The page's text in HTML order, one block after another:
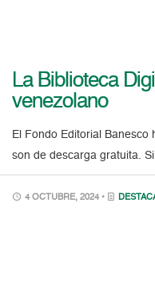
La Biblioteca
venezolano
El Fondo Editorial
son de descarga gratuita.
4 OCTUBRE, 2024 •